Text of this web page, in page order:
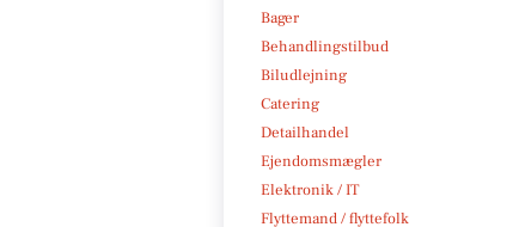
Bager
Behandlingstilbud
Biludlejning
Catering
Detailhandel
Ejendomsmægler
Elektronik / IT
Flyttemand / flyttefolk